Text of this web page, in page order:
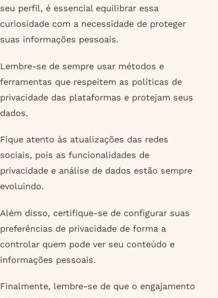
seu perfil, é essencial equilibrar essa
curiosidade com a necessidade de proteger
suas informações pessoais.
Lembre-se de sempre usar métodos e
ferramentas que respeitem as políticas de
privacidade das plataformas e protejam seus
dados.
Fique atento às atualizações das redes
sociais, pois as funcionalidades de
privacidade e análise de dados estão sempre
evoluindo.
Além disso, certifique-se de configurar suas
preferências de privacidade de forma a
controlar quem pode ver seu conteúdo e
informações pessoais.
Finalmente, lembre-se de que o engajamento